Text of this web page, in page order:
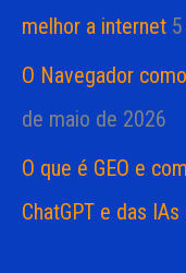
melhor a internet
O Navegador
de maio de 2026
O que é GEO e
ChatGPT e das